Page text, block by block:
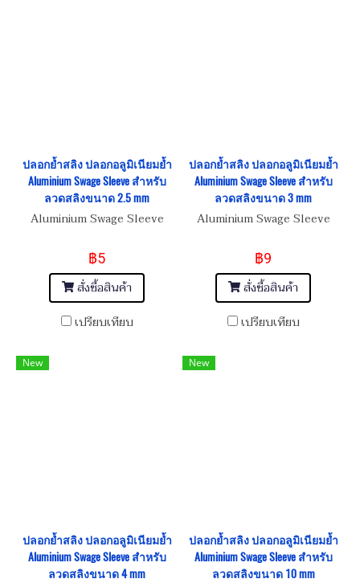
ปลอกย้ำสลิง ปลอกอลูมิเนียมย้ำ
Aluminium Swage Sleeve สำหรับ
ลวดสลิงขนาด 2.5 mm
Aluminium Swage Sleeve
฿5
สั่งซื้อสินค้า
เปรียบเทียบ
ปลอกย้ำสลิง ปลอกอลูมิเนียมย้ำ
Aluminium Swage Sleeve สำหรับ
ลวดสลิงขนาด 3 mm
Aluminium Swage Sleeve
฿9
สั่งซื้อสินค้า
เปรียบเทียบ
New
ปลอกย้ำสลิง ปลอกอลูมิเนียมย้ำ
Aluminium Swage Sleeve สำหรับ
ลวดสลิงขนาด 4 mm
New
ปลอกย้ำสลิง ปลอกอลูมิเนียมย้ำ
Aluminium Swage Sleeve สำหรับ
ลวดสลิงขนาด 10 mm